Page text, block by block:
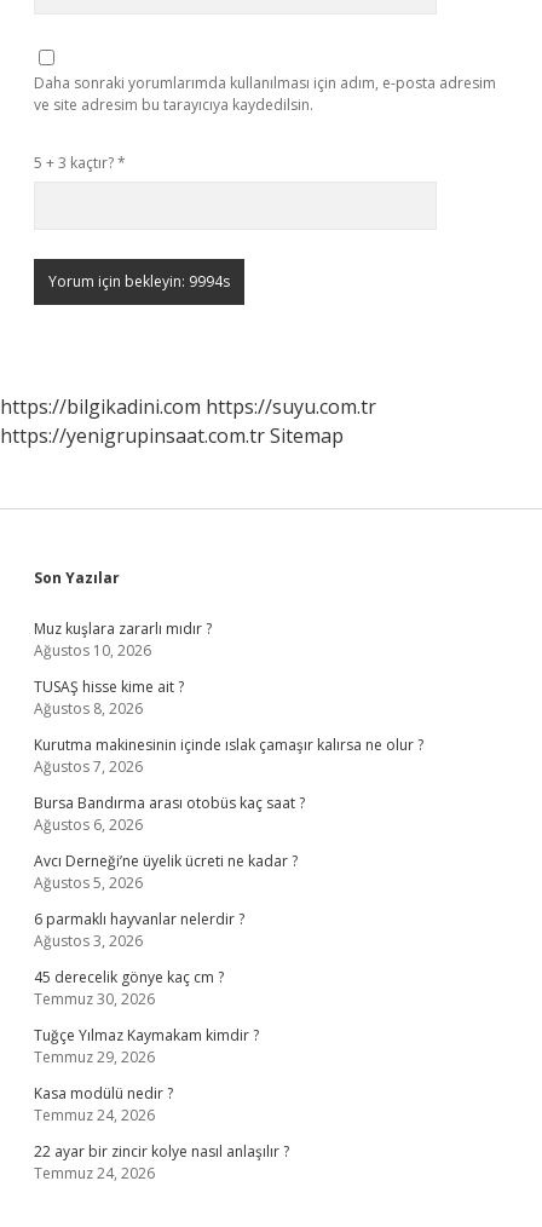
Daha sonraki yorumlarımda kullanılması için adım, e-posta adresim
ve site adresim bu tarayıcıya kaydedilsin.
5 + 3 kaçtır?*
https://bilgikadini.com https://suyu.com.tr
https://yenigrupinsaat.com.trSitemap
Sidebar
Son Yazılar
Muz kuşlara zararlı mıdır ?
Ağustos 10, 2026
TUSAŞ hisse kime ait ?
Ağustos 8, 2026
Kurutma makinesinin içinde ıslak çamaşır kalırsa ne olur ?
Ağustos 7, 2026
Bursa Bandırma arası otobüs kaç saat ?
Ağustos 6, 2026
Avcı Derneği’ne üyelik ücreti ne kadar ?
Ağustos 5, 2026
6 parmaklı hayvanlar nelerdir ?
Ağustos 3, 2026
45 derecelik gönye kaç cm ?
Temmuz 30, 2026
Tuğçe Yılmaz Kaymakam kimdir ?
Temmuz 29, 2026
Kasa modülü nedir ?
Temmuz 24, 2026
22 ayar bir zincir kolye nasıl anlaşılır ?
Temmuz 24, 2026